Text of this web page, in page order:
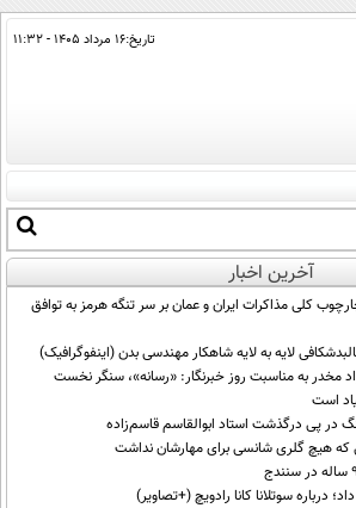
تاریخ:۱۶ مرداد ۱۴۰۵ - ۱۱:۳۲
آخرین اخبار
کلی مذاکرات ایران و عمان بر سر تنگه هرمز به توافق
لایه به لایه شاهکار مهندسی بدن (اینفوگرافیک)
مخدر به مناسبت روز خبرنگار: «رسانه»، سنگر نخست
است
در پی درگذشت استاد ابوالقاسم قاسم‌زاده
که هیچ گلری شانسی برای مهارشان نداشت
درباره سوتلانا کانا رادویچ (+تصاویر)